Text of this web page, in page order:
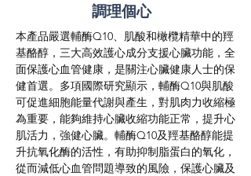
調理個心
本產品嚴選輔酶Q10、肌酸和橄欖精華中的羥
基酪醇，三大高效護心成分支援心臟功能，全
面保護心血管健康，是關注心臟健康人士的保
健首選。多項國際研究顯示，輔酶Q10與肌酸
可促進細胞能量代謝與產生，對肌肉力收縮極
為重要，能夠維持心臟收縮功能正常，提升心
肌活力，強健心臟。輔酶Q10及羥基酪醇能提
升抗氧化酶的活性，有助抑制脂蛋白的氧化，
從而減低心血管問題導致的風險，保護心臟及